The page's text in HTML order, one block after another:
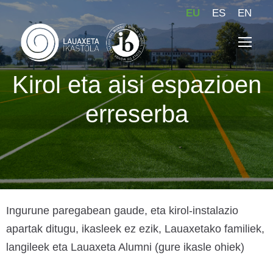
EU ES EN
Kirol eta aisi espazioen
erreserba
Ingurune paregabean gaude, eta kirol-instalazio
apartak ditugu, ikasleek ez ezik, Lauaxetako familiek,
langileek eta Lauaxeta Alumni (gure ikasle ohiek)